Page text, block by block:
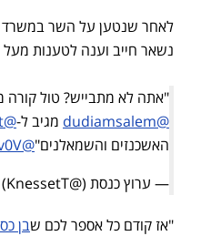
לאחר שנטען על השר
נשאר חייב וענה לטענות מעל
"אתה לא מתבייש? טול
@dudiamsalem
מגיב ל-@BenCaspit
האשכנזים והשמאלנים"@Likud_Party
— ערוץ כנסת (@KnessetT)
"אז קודם כל אספר לכם שבן